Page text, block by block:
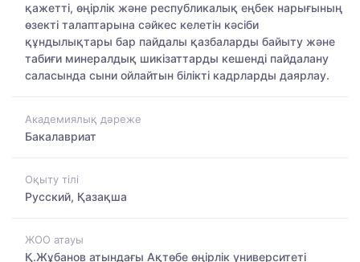
қажетті, өңірлік және республикалық еңбек нарығының
өзекті талаптарына сәйкес келетін кәсіби
құндылықтары бар пайдалы қазбаларды байыту және
табиғи минералдық шикізаттарды кешенді пайдалану
саласында сыни ойлайтын білікті кадрларды даярлау.
Академиялық дәреже
Бакалавриат
Оқыту тілі
Русский, Қазақша
ЖОО атауы
Қ.Жұбанов атындағы Ақтөбе өңірлік университеті